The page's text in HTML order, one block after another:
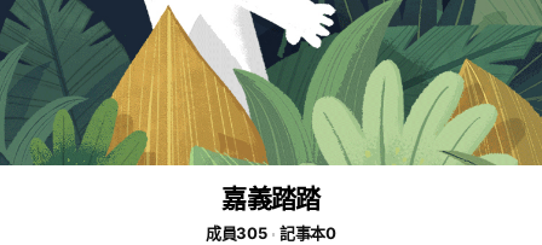
嘉義踏踏
成員305
記事本0